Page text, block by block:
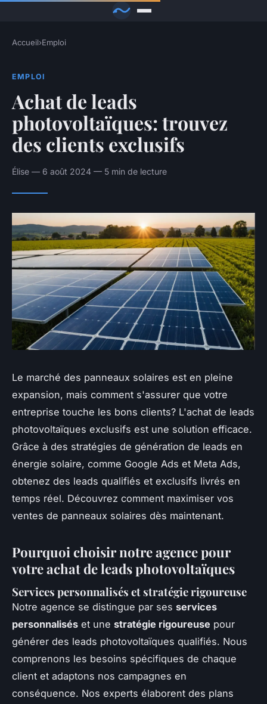
Accueil›Emploi
EMPLOI
Achat de leads
photovoltaïques: trouvez
des clients exclusifs
Élise — 6 août 2024 — 5 min de lecture
Le marché des panneaux solaires est en pleine
expansion, mais comment s'assurer que votre
entreprise touche les bons clients? L'achat de leads
photovoltaïques exclusifs est une solution efficace.
Grâce à des stratégies de génération de leads en
énergie solaire, comme Google Ads et Meta Ads,
obtenez des leads qualifiés et exclusifs livrés en
temps réel. Découvrez comment maximiser vos
ventes de panneaux solaires dès maintenant.
Pourquoi choisir notre agence pour
votre achat de leads photovoltaïques
Services personnalisés et stratégie rigoureuse
Notre agence se distingue par ses services
personnalisés et une stratégie rigoureuse pour
générer des leads photovoltaïques qualifiés. Nous
comprenons les besoins spécifiques de chaque
client et adaptons nos campagnes en
conséquence. Nos experts élaborent des plans